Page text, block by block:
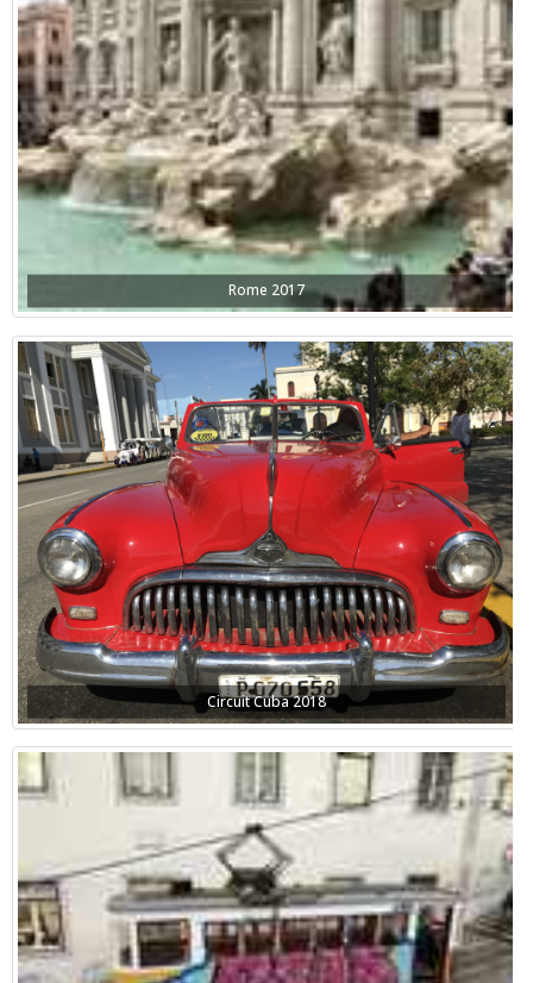
Rome 2017
Circuit Cuba 2018